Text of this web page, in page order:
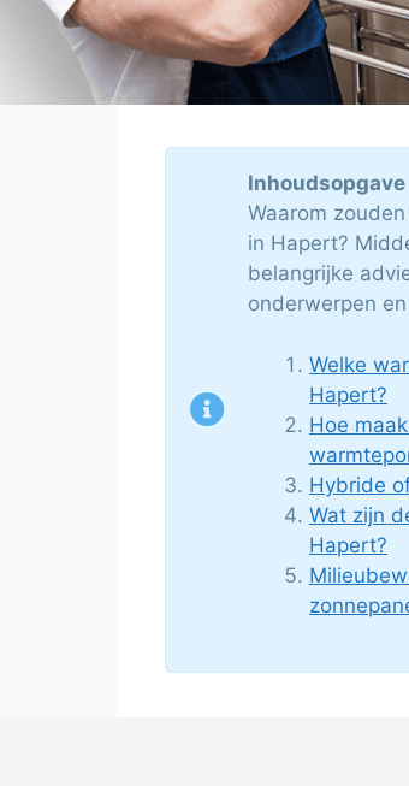
Inhoudsopgave
Waarom
in Hapert?
belangrijke
onderwerpen
Welke
Hapert?
Hoe
Hybride
Wat zijn
Hapert?